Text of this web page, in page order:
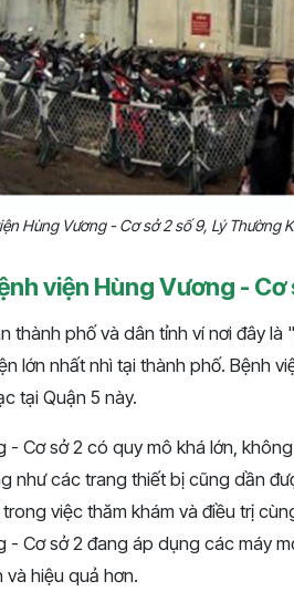
Hùng Vương - Cơ sở 2 số 9, Lý Thường
viện Hùng Vương - Cơ
thành phố và dân tỉnh ví nơi đây
lớn nhất nhì tại thành phố. Bệnh
tại Quận 5 này.
- Cơ sở 2 có quy mô khá lớn,
như các trang thiết bị cũng dần
việc thăm khám và điều trị
- Cơ sở 2 đang áp dụng các máy
và hiệu quả hơn.